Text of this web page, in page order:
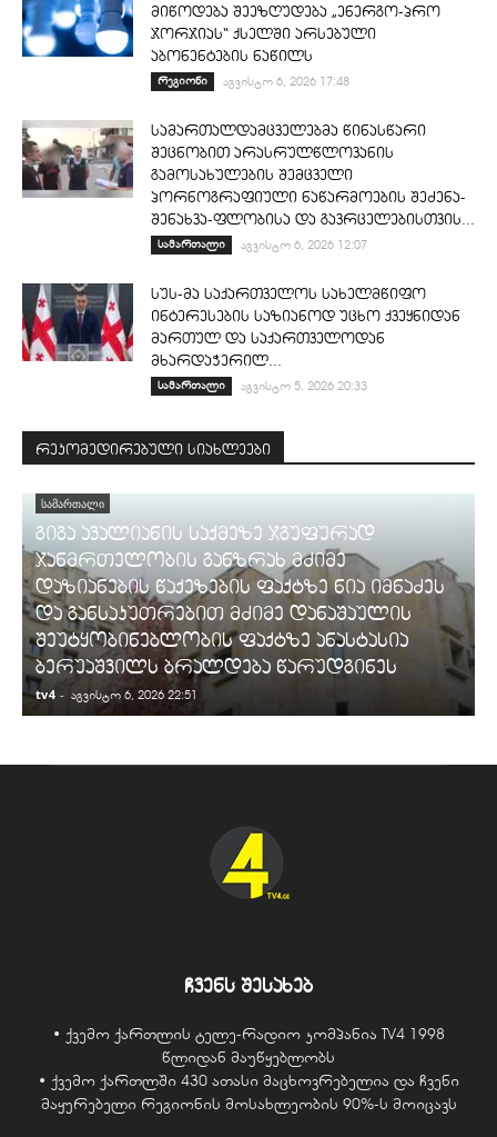
მიწოდება შეეზღუდება „ენერგო-პრო
ჯორჯიას“ ქსელში არსებული
აბონენტების ნაწილს
რეგიონი აგვისტო 6, 2026 17:48
სამართალდამცველებმა წინასწარი
შეცნობით არასრულწლოვანის
გამოსახულების შემცველი
პორნოგრაფიული ნაწარმოების შეძენა-
შენახვა-ფლობისა და გავრცელებისთვის...
სამართალი აგვისტო 6, 2026 12:07
სუს-მა საქართველოს სახელმწიფო
ინტერესების საზიანოდ უცხო ქვეყნიდან
მართულ და საქართველოდან
მხარდაჭერილ...
სამართალი აგვისტო 5, 2026 20:33
რეკომედირებული სიახლეები
ᲡᲐᲛᲐᲠᲗᲐᲚᲘ
გიგა ავალიანის საქმეზე ჯგუფურად
ჯანმრთელობის განზრახ მძიმე
დაზიანების წაქეზების ფაქტზე ნია იმნაძეს
და განსაკუთრებით მძიმე დანაშაულის
შეუტყობინებლობის ფაქტზე ანასტასია
ბერუაშვილს ბრალდება წარუდგინეს
tv4 - აგვისტო 6, 2026 22:51
ჩვენს შესახებ
• ქვემო ქართლის ტელე-რადიო კომპანია TV4 1998
წლიდან მაუწყებლობს
• ქვემო ქართლში 430 ათასი მაცხოვრებელია და ჩვენი
მაყურებელი რეგიონის მოსახლეობის 90%-ს მოიცავს